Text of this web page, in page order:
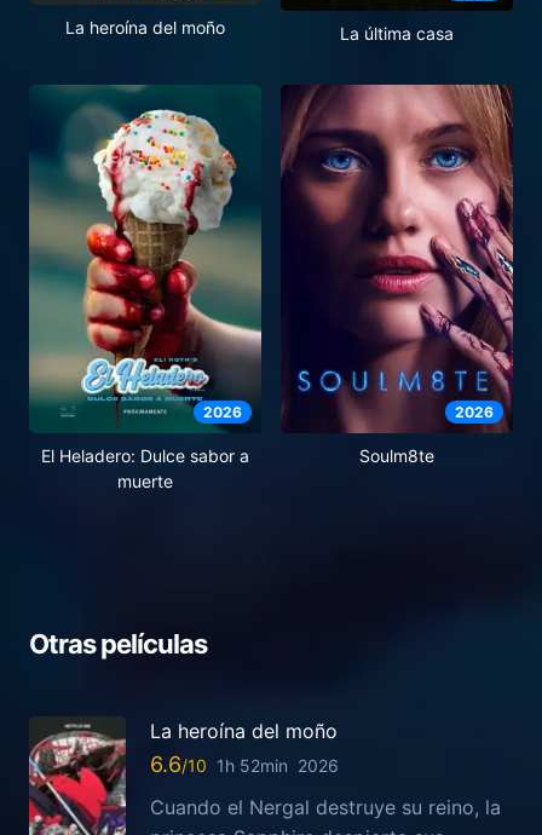
La heroína del moño La última casa
2026
El Heladero: Dulce sabor a
muerte
2026
Soulm8te
Otras películas
La heroína del moño
6.6 1h 52min 2026
Cuando el Nergal destruye su reino, la